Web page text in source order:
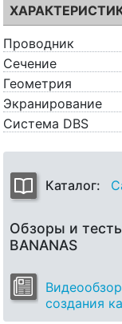
Проводник
Сечение
Геометрия
Экранирование
Система DBS
Каталог:
Обзоры и
BANANAS
создания